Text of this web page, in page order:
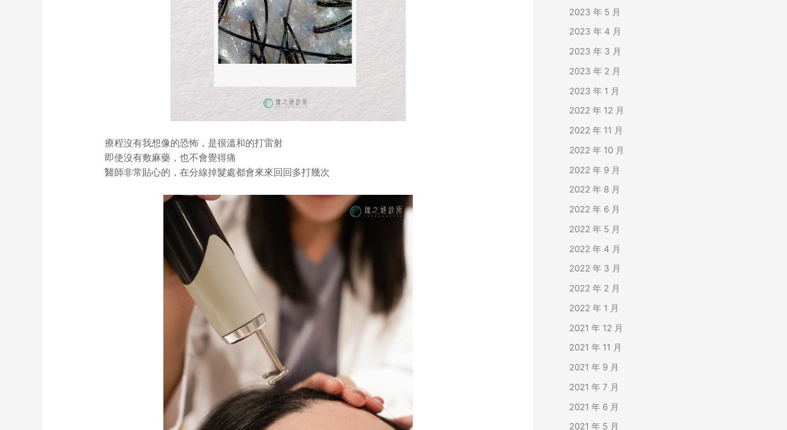
療程沒有我想像的恐怖，是很溫和的打雷射
即使沒有敷麻藥，也不會覺得痛
醫師非常貼心的，在分線掉髮處都會來來回回多打幾次
2023 年 5 月
2023 年 4 月
2023 年 3 月
2023 年 2 月
2023 年 1 月
2022 年 12 月
2022 年 11 月
2022 年 10 月
2022 年 9 月
2022 年 8 月
2022 年 6 月
2022 年 5 月
2022 年 4 月
2022 年 3 月
2022 年 2 月
2022 年 1 月
2021 年 12 月
2021 年 11 月
2021 年 9 月
2021 年 7 月
2021 年 6 月
2021 年 5 月